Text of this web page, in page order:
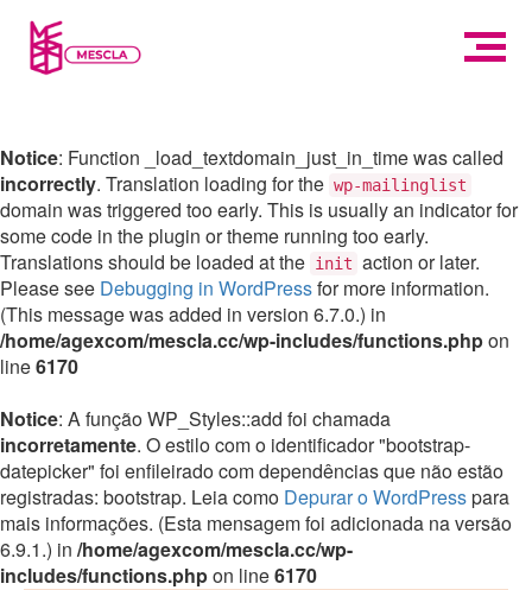
Notice: Function _load_textdomain_just_in_time was called
incorrectly. Translation loading for the wp-mailinglist
domain was triggered too early. This is usually an indicator for
some code in the plugin or theme running too early.
Translations should be loaded at the init action or later.
Please see Debugging in WordPressfor more information.
(This message was added in version 6.7.0.) in
/home/agexcom/mescla.cc/wp-includes/functions.phpon
line6170
Notice: A função WP_Styles::add foi chamada
incorretamente. O estilo com o identificador "bootstrap-
datepicker" foi enfileirado com dependências que não estão
registradas: bootstrap. Leia como Depurar o WordPresspara
mais informações. (Esta mensagem foi adicionada na versão
6.9.1.) in /home/agexcom/mescla.cc/wp-
includes/functions.phpon line6170